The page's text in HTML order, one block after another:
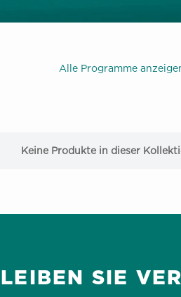
Alle Programme
Keine Produkte in dieser
SIE